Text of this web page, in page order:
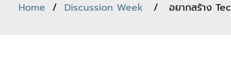
Home / Discussion Week / อยากสร้าง